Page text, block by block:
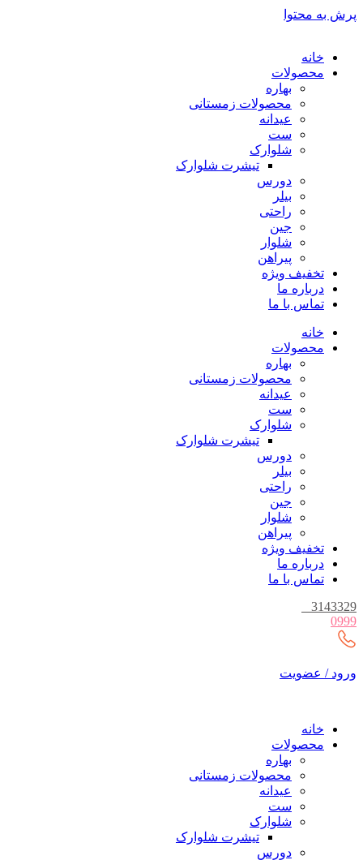
پرش به محتوا
خانه
محصولات
بهاره
محصولات زمستانی
عیدانه
ست
شلوارک
تیشرت شلوارک
دورس
بیلر
راحتی
جین
شلوار
پیراهن
تخفیف ویژه
درباره ما
تماس با ما
خانه
محصولات
بهاره
محصولات زمستانی
عیدانه
ست
شلوارک
تیشرت شلوارک
دورس
بیلر
راحتی
جین
شلوار
پیراهن
تخفیف ویژه
درباره ما
تماس با ما
3143329
0999
ورود / عضویت
خانه
محصولات
بهاره
محصولات زمستانی
عیدانه
ست
شلوارک
تیشرت شلوارک
دورس